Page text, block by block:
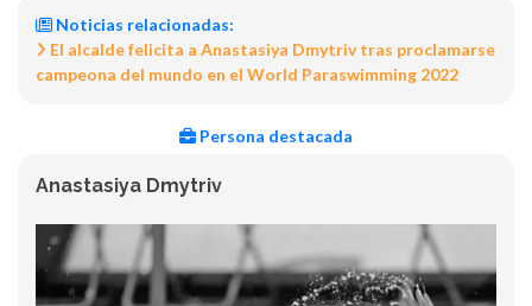
Noticias relacionadas:
El alcalde felicita a Anastasiya Dmytriv tras proclamarse
campeona del mundo en el World Paraswimming 2022
Persona destacada
Anastasiya Dmytriv